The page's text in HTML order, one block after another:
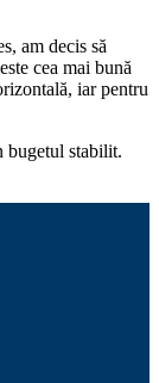
am decis să
cea mai bună
iar pentru
bugetul stabilit.